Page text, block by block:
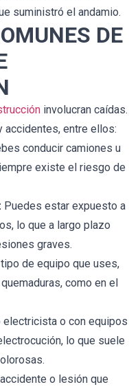
suministró el andamio.
DE
involucran caídas.
entre ellos:
conducir camiones u
existe el riesgo de
Puedes estar expuesto a
lo que a largo plazo
graves.
de equipo que uses,
como en el
electricista o con equipos
lo que suele
o lesión que